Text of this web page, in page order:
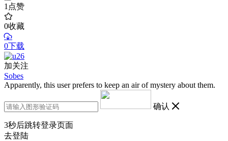
1点赞
0收藏
0下载
加关注
Sobes
Apparently, this user prefers to keep an air of mystery about them.
确认
3秒后跳转登录页面
去登陆